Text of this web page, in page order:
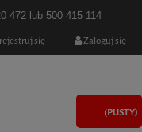
472 lub 500 415 114
się Zaloguj się
(PUSTY)